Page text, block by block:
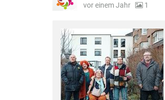
vor einem Jahr
1